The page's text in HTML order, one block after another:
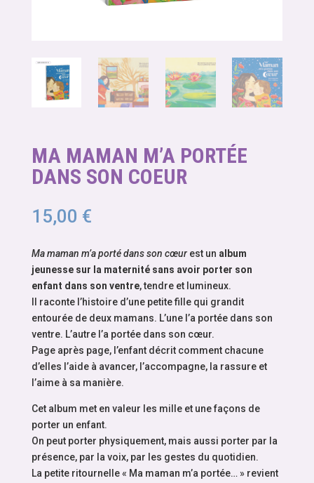
MA MAMAN M’A PORTÉE
DANS SON COEUR
15,00 €
Ma maman m’a porté dans son cœurest un album
jeunesse sur la maternité sans avoir porter son
enfant dans son ventre, tendre et lumineux.
Il raconte l’histoire d’une petite fille qui grandit
entourée de deux mamans. L’une l’a portée dans son
ventre. L’autre l’a portée dans son cœur.
Page après page, l’enfant décrit comment chacune
d’elles l’aide à avancer, l’accompagne, la rassure et
l’aime à sa manière.
Cet album met en valeur les mille et une façons de
porter un enfant.
On peut porter physiquement, mais aussi porter par la
présence, par la voix, par les gestes du quotidien.
La petite ritournelle « Ma maman m’a portée… » revient